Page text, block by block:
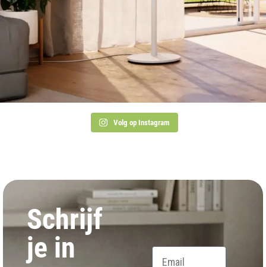
Volg op Instagram
Schrijf
je in Email